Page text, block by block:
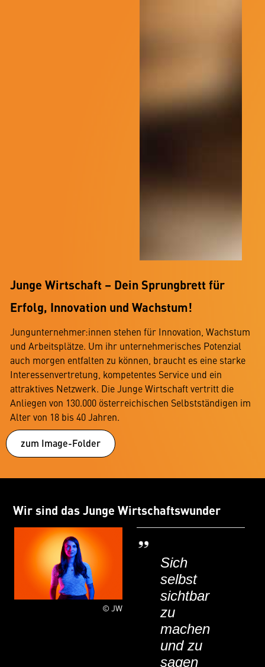
Junge Wirtschaft – Dein Sprungbrett für
Erfolg, Innovation und Wachstum!
Jungunternehmer:innen stehen für Innovation, Wachstum
und Arbeitsplätze. Um ihr unternehmerisches Potenzial
auch morgen entfalten zu können, braucht es eine starke
Interessenvertretung, kompetentes Service und ein
attraktives Netzwerk. Die Junge Wirtschaft vertritt die
Anliegen von 130.000 österreichischen Selbstständigen im
Alter von 18 bis 40 Jahren.
zum Image-Folder
Wir sind das Junge Wirtschaftswunder
© JW
Sich
selbst
sichtbar
zu
machen
und zu
sagen